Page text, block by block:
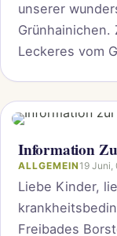
unserer
Leckeres vom
unsere „100
und laden alle
erbeten...
Information
ALLGEMEIN19 Juni,
Liebe Kinder,
Freibades